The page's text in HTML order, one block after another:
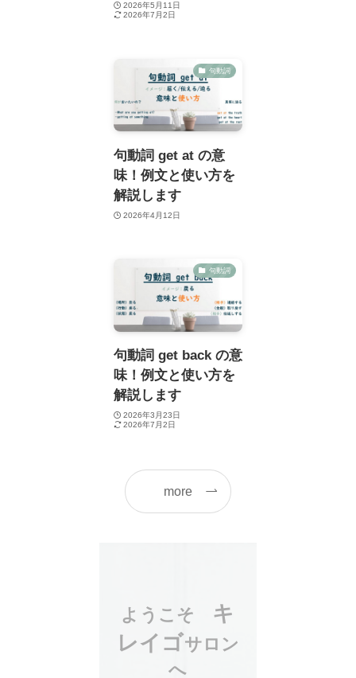
2026年5月11日
2026年7月2日
句動詞
句動詞 get at の意
味！例文と使い方を
解説します
2026年4月12日
句動詞
句動詞 get back の意
味！例文と使い方を
解説します
2026年3月23日
2026年7月2日
more
ようこそ キ
レイゴサロン
へ